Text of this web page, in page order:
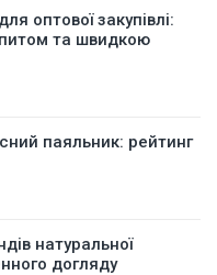
оптової закупівлі:
та швидкою
паяльник: рейтинг
натуральної
догляду